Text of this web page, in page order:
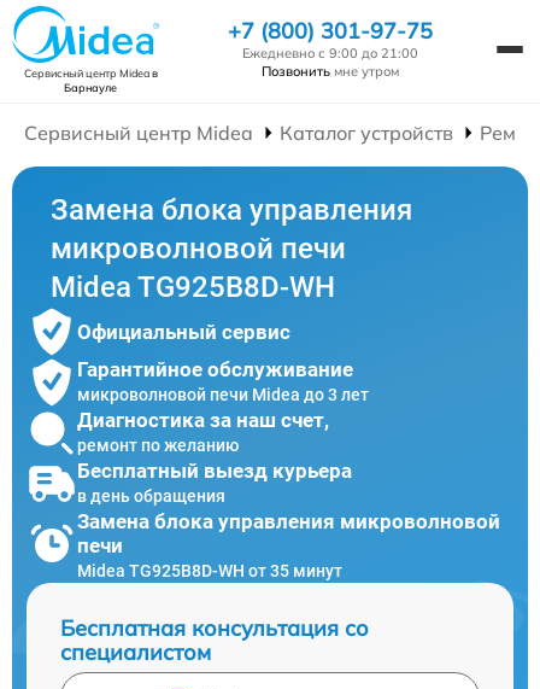
Сервисный центр Mideaв
Барнауле
+7 (800) 301-97-75
Ежедневно с 9:00 до 21:00
Позвонить мне утром
Сервисный центр Midea Каталог устройств
Замена блока управления
микроволновой печи
Midea TG925B8D-WH
Официальный сервис
Гарантийное обслуживание
микроволновой печи Midea до 3 лет
Диагностика за наш счет,
ремонт по желанию
Бесплатный выезд курьера
в день обращения
Замена блока управления микроволновой
печи
Midea TG925B8D-WH от 35 минут
Бесплатная консультация со
специалистом